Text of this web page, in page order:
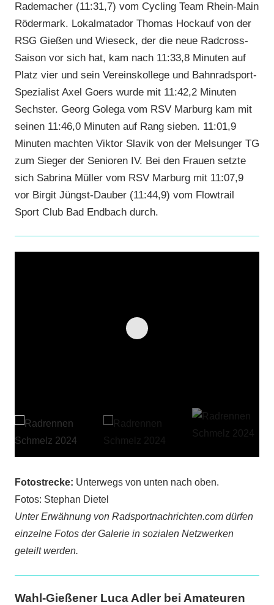
Rademacher (11:31,7) vom Cycling Team Rhein-Main
Rödermark. Lokalmatador Thomas Hockauf von der
RSG Gießen und Wieseck, der die neue Radcross-
Saison vor sich hat, kam nach 11:33,8 Minuten auf
Platz vier und sein Vereinskollege und Bahnradsport-
Spezialist Axel Goers wurde mit 11:42,2 Minuten
Sechster. Georg Golega vom RSV Marburg kam mit
seinen 11:46,0 Minuten auf Rang sieben. 11:01,9
Minuten machten Viktor Slavik von der Melsunger TG
zum Sieger der Senioren IV. Bei den Frauen setzte
sich Sabrina Müller vom RSV Marburg mit 11:07,9
vor Birgit Jüngst-Dauber (11:44,9) vom Flowtrail
Sport Club Bad Endbach durch.
Fotostrecke: Unterwegs von unten nach oben.
Fotos: Stephan Dietel
Unter Erwähnung von Radsportnachrichten.com dürfen
einzelne Fotos der Galerie in sozialen Netzwerken
geteilt werden.
Wahl-Gießener Luca Adler bei Amateuren